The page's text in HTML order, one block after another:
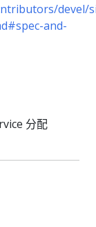
devel/
and-
分配